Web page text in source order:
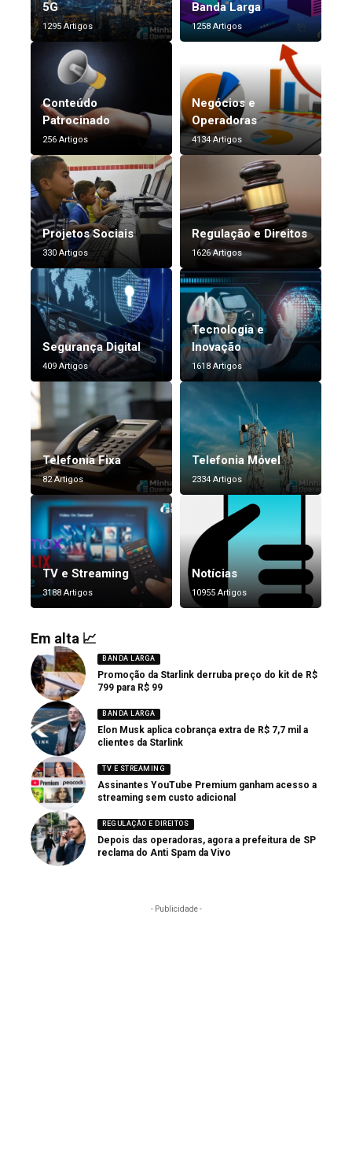
5G
1295 Artigos
Banda Larga
1258 Artigos
Conteúdo
Patrocinado
256 Artigos
Negócios e
Operadoras
4134 Artigos
Projetos Sociais
330 Artigos
Regulação e Direitos
1626 Artigos
Segurança Digital
409 Artigos
Tecnologia e
Inovação
1618 Artigos
Telefonia Fixa
82 Artigos
Telefonia Móvel
2334 Artigos
TV e Streaming
3188 Artigos
Notícias
10955 Artigos
Em alta 📈
BANDA LARGA
Promoção da Starlink derruba preço do kit de R$
799 para R$ 99
BANDA LARGA
Elon Musk aplica cobrança extra de R$ 7,7 mil a
clientes da Starlink
TV E STREAMING
Assinantes YouTube Premium ganham acesso a
streaming sem custo adicional
REGULAÇÃO E DIREITOS
Depois das operadoras, agora a prefeitura de SP
reclama do Anti Spam da Vivo
- Publicidade -